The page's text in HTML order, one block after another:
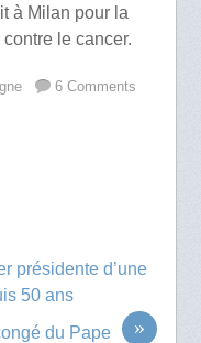
à Milan pour la
le cancer.
6 Comments
présidente d’une
50 ans
»
du Pape